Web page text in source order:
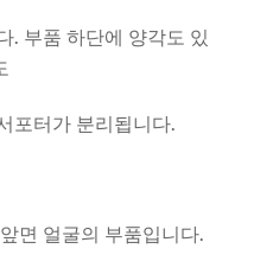
. 부품 하단에 양각도 있
포터가 분리됩니다.
면 얼굴의 부품입니다.